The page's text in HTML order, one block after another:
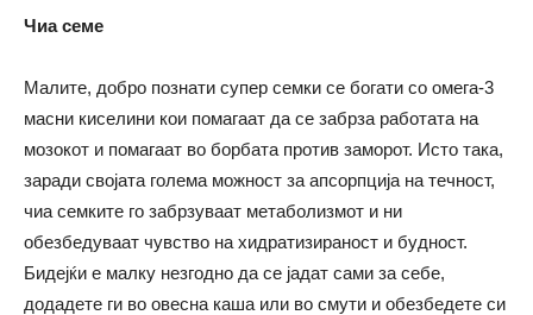
Чиа семе
Малите, добро познати супер семки се богати со омега-3
масни киселини кои помагаат да се забрза работата на
мозокот и помагаат во борбата против заморот. Исто така,
заради својата голема можност за апсорпција на течност,
чиа семките го забрзуваат метаболизмот и ни
обезбедуваат чувство на хидратизираност и будност.
Бидејќи е малку незгодно да се јадат сами за себе,
додадете ги во овесна каша или во смути и обезбедете си